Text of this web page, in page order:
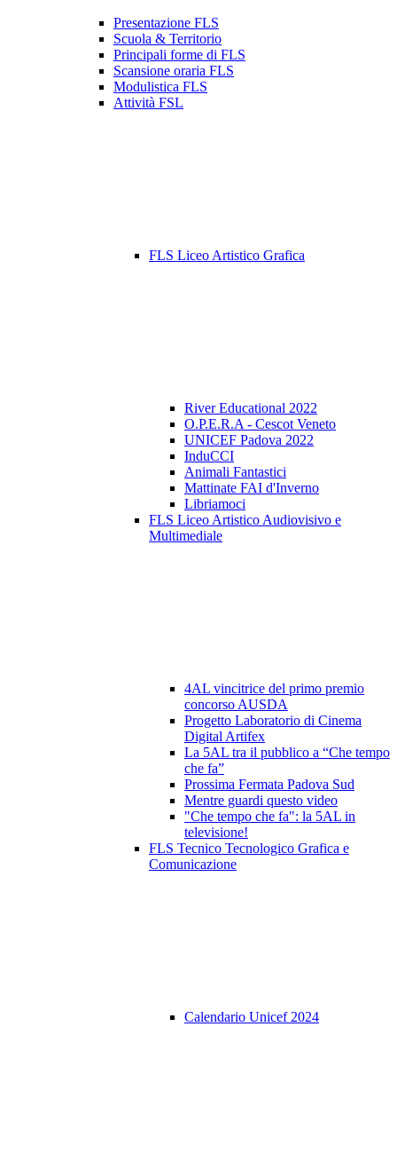
Presentazione FLS
Scuola & Territorio
Principali forme di FLS
Scansione oraria FLS
Modulistica FLS
Attività FSL
FLS Liceo Artistico Grafica
River Educational 2022
O.P.E.R.A - Cescot Veneto
UNICEF Padova 2022
InduCCI
Animali Fantastici
Mattinate FAI d'Inverno
Libriamoci
FLS Liceo Artistico Audiovisivo e
Multimediale
4AL vincitrice del primo premio
concorso AUSDA
Progetto Laboratorio di Cinema
Digital Artifex
La 5AL tra il pubblico a “Che tempo
che fa”
Prossima Fermata Padova Sud
Mentre guardi questo video
"Che tempo che fa": la 5AL in
televisione!
FLS Tecnico Tecnologico Grafica e
Comunicazione
Calendario Unicef 2024